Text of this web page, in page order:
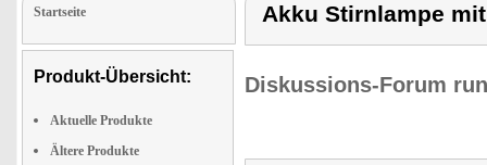
Startseite
Produkt-Übersicht:
Aktuelle Produkte
Ältere Produkte
Akku Stirnlampe
Diskussions-Forum